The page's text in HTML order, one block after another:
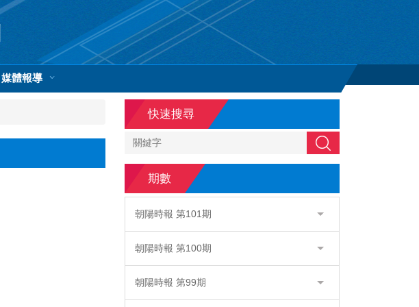
媒體報導
快速搜尋
搜尋
期數
朝陽時報 第101期
朝陽時報 第100期
朝陽時報 第99期